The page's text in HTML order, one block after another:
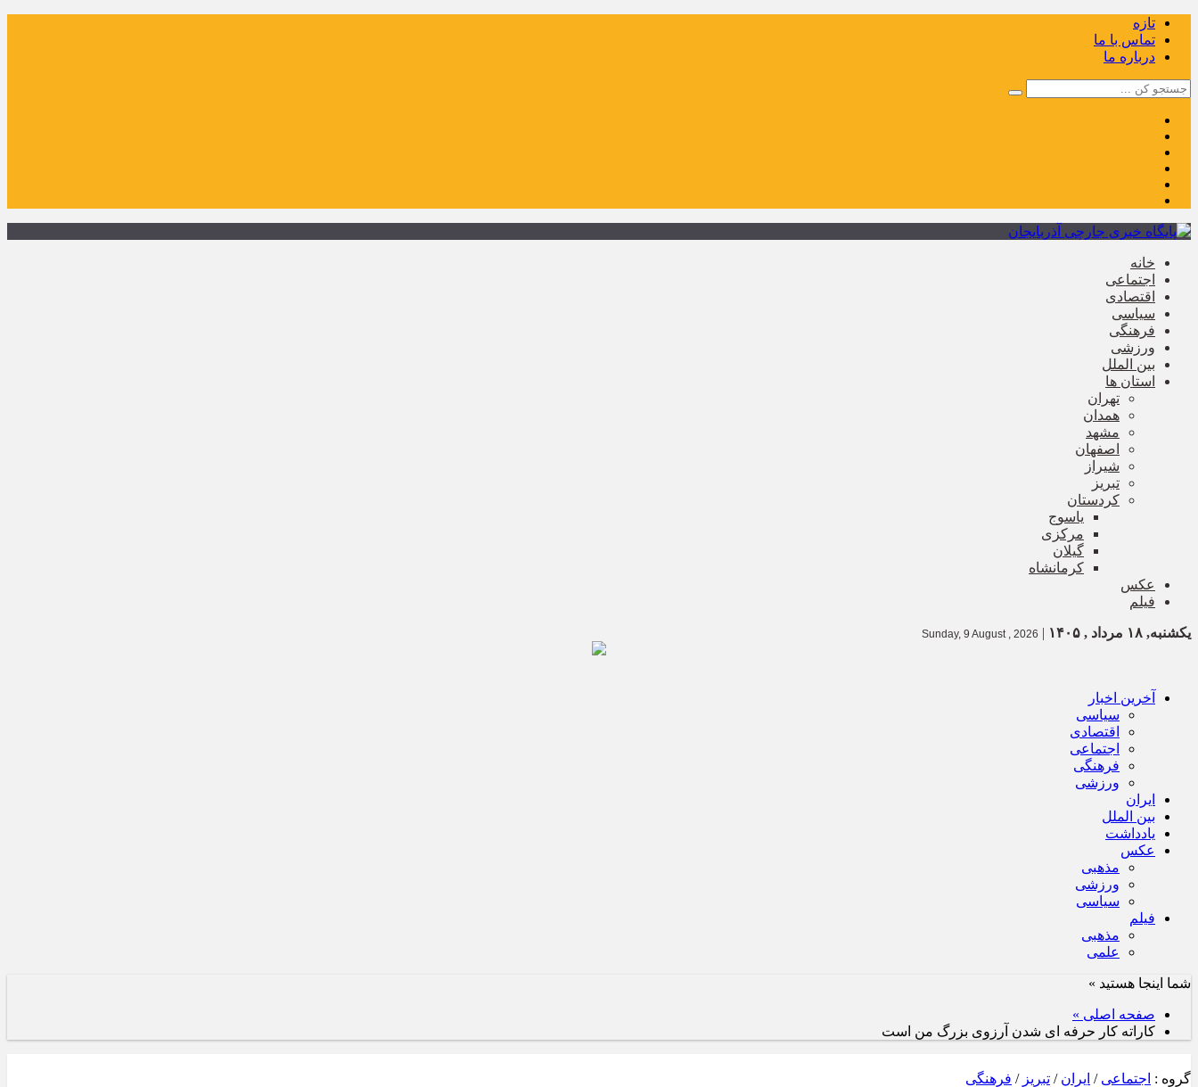
تازه
تماس با ما
درباره ما
خانه
اجتماعی
اقتصادی
سیاسی
فرهنگی
ورزشی
بین الملل
استان ها
تهران
همدان
مشهد
اصفهان
شیراز
تبریز
کردستان
یاسوج
مرکزی
گیلان
کرمانشاه
عکس
فیلم
یکشنبه, ۱۸ مرداد , ۱۴۰۵ |
Sunday, 9 August , 2026
آخرین اخبار
سیاسی
اقتصادی
اجتماعی
فرهنگی
ورزشی
ایران
بین الملل
یادداشت
عکس
مذهبی
ورزشی
سیاسی
فیلم
مذهبی
علمی
شما اینجا هستید »
صفحه اصلی »
کاراته کار حرفه ای شدن آرزوی بزرگ من است
گروه : اجتماعی / ایران / تبریز / فرهنگی